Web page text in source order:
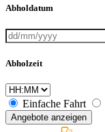
Abholdatum
Abholzeit
Einfache Fahrt
Angebote anzeigen